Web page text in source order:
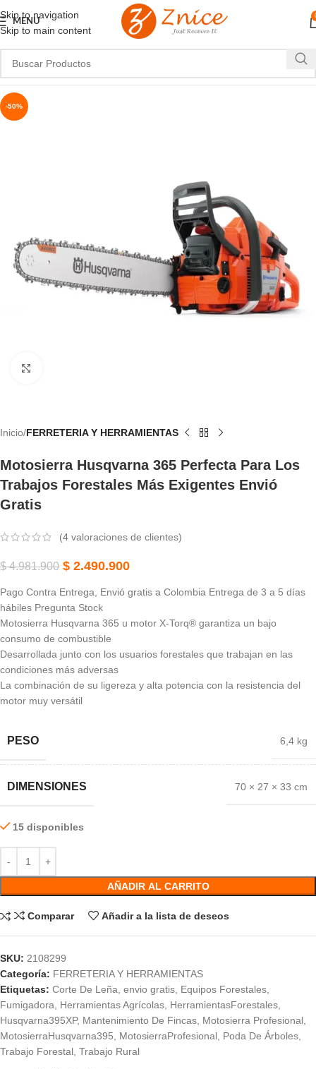
Skip to navigation
Skip to main content
MENU
-50%
Inicio FERRETERIA Y HERRAMIENTAS
Motosierra Husqvarna 365 Perfecta Para Los
Trabajos Forestales Más Exigentes Envió
Gratis
(4 valoraciones de clientes)
$4.981.900 $ 2.490.900
Pago Contra Entrega, Envió gratis a Colombia Entrega de 3 a 5 días
hábiles Pregunta Stock
Motosierra Husqvarna 365 u motor X-Torq® garantiza un bajo
consumo de combustible
Desarrollada junto con los usuarios forestales que trabajan en las
condiciones más adversas
La combinación de su ligereza y alta potencia con la resistencia del
motor muy versátil
PESO 6,4 kg
DIMENSIONES 70 × 27 × 33 cm
15 disponibles
AÑADIR AL CARRITO
Comparar Añadir a la lista de deseos
SKU: 2108299
Categoría: FERRETERIA Y HERRAMIENTAS
Etiquetas: Corte De Leña, envio gratis, Equipos Forestales,
Fumigadora, Herramientas Agrícolas, HerramientasForestales,
Husqvarna395XP, Mantenimiento De Fincas, Motosierra Profesional,
MotosierraHusqvarna395, MotosierraProfesional, Poda De Árboles,
Trabajo Forestal, Trabajo Rural